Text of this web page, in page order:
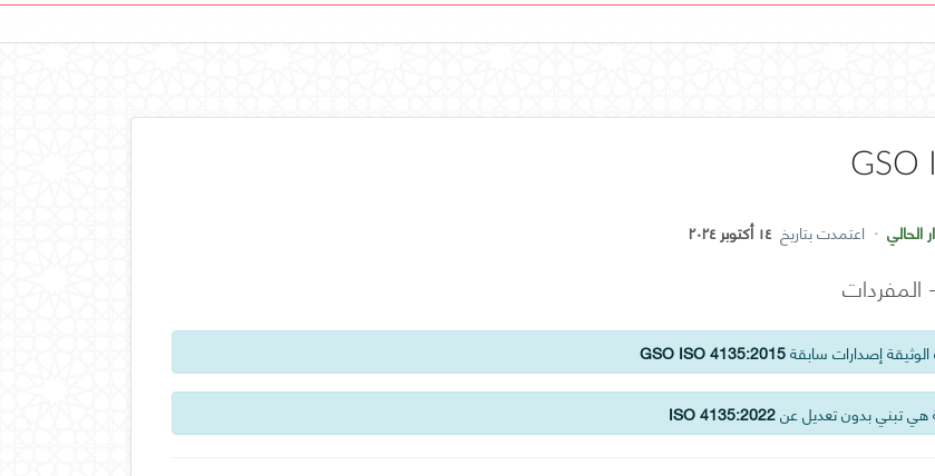
GSO
الحالي · اعتمدت بتاريخ ١٤ أكتوبر ٢٠٢٤
المفردات
إصدارات سابقةGSO ISO 4135:2015
هي تبني بدون تعديل عنISO 4135:2022